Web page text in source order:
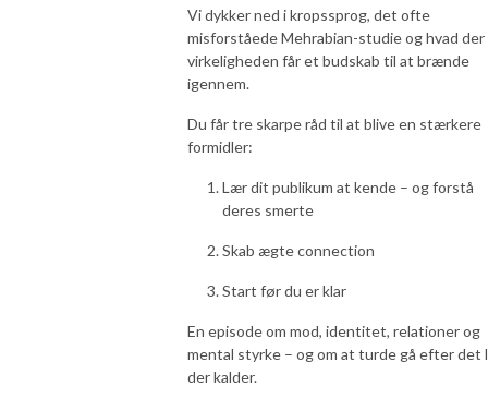
Vi dykker ned i kropssprog, det ofte
misforståede Mehrabian-studie og hvad der
virkeligheden får et budskab til at brænde
igennem.
Du får tre skarpe råd til at blive en stærkere
formidler:
Lær dit publikum at kende – og forstå
deres smerte
Skab ægte connection
Start før du er klar
En episode om mod, identitet, relationer og
mental styrke – og om at turde gå efter det
der kalder.